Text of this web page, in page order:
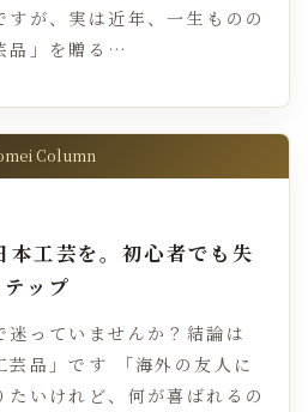
すが、実は近年、一生ものの
品」を贈る…
Column
本工芸を。初心者でも失
ップ
っていませんか？結論は
芸品」です 「海外の友人に
たいけれど、何が喜ばれるの